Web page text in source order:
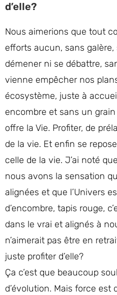
d’elle?
Nous aimerions que tout
efforts aucun, sans
démener ni se débattre,
vienne empêcher nos
écosystème, juste à
encombre et sans un
offre la Vie. Profiter, de
de la vie. Et enfin se
celle de la vie. J’ai noté
nous avons la sensation
alignées et que l’Univers
d’encombre, tapis rouge,
dans le vrai et alignés à
n’aimerait pas être en
juste profiter d’elle?
Ça c’est que beaucoup
d’évolution. Mais force est